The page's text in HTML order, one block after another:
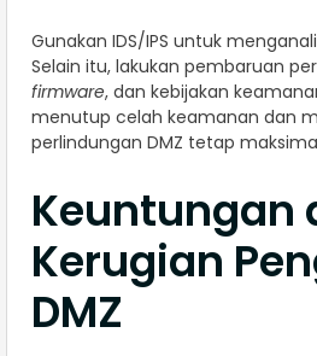
Gunakan IDS/IPS untuk
Selain itu, lakukan pembaruan
firmware, dan kebijakan
menutup celah keamanan dan
perlindungan DMZ tetap
Keuntungan
Kerugian
DMZ